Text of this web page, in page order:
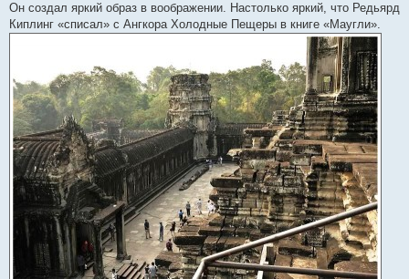
Он создал яркий образ в воображении. Настолько яркий, что Редьярд
Киплинг «списал» с Ангкора Холодные Пещеры в книге «Маугли».